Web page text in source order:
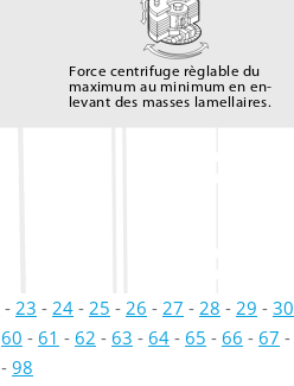
Force centrifuge règlable du
maximum au minimum en en-
levant des masses lamellaires.
- 23 - 24 - 25 - 26 - 27 - 28 - 29 - 30
60 - 61 - 62 - 63 - 64 - 65 - 66 - 67 -
- 98